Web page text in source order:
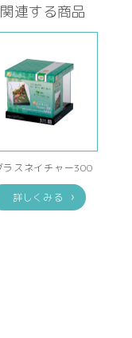
連する商品
ラスネイチャー300
詳しくみる